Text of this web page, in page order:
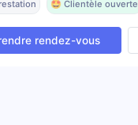
🤩 Clientèle ouverte
rendez-vous